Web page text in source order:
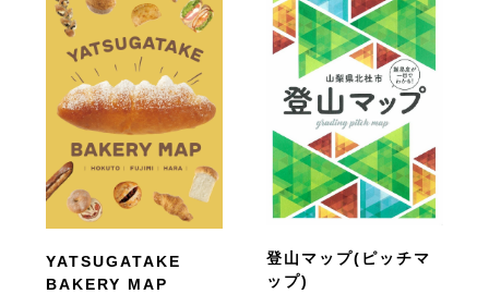
YATSUGATAKE
BAKERY MAP
登山マップ(ピッチマ
ップ)